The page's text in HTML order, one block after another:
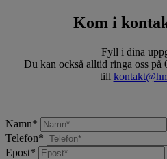
Kom i
Fyll i dina
Du kan också alltid ringa oss på
till
Namn*
Telefon*
Epost*